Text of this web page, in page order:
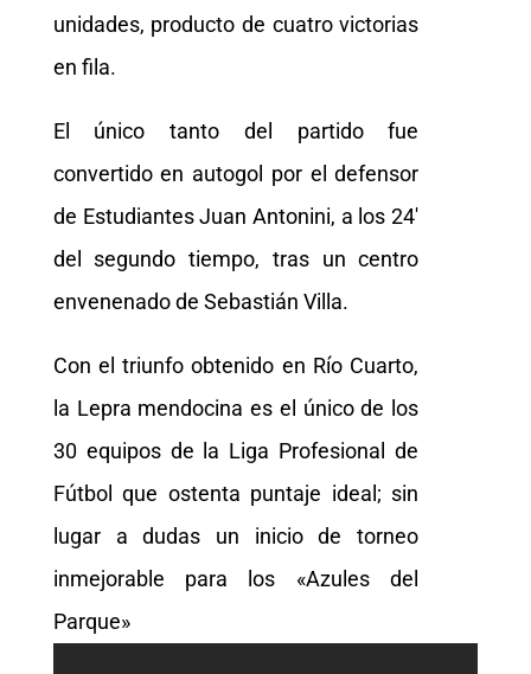
unidades, producto de cuatro victorias
en fila.
El único tanto del partido fue
convertido en autogol por el defensor
de Estudiantes Juan Antonini, a los 24′
del segundo tiempo, tras un centro
envenenado de Sebastián Villa.
Con el triunfo obtenido en Río Cuarto,
la Lepra mendocina es el único de los
30 equipos de la Liga Profesional de
Fútbol que ostenta puntaje ideal; sin
lugar a dudas un inicio de torneo
inmejorable para los «Azules del
Parque»